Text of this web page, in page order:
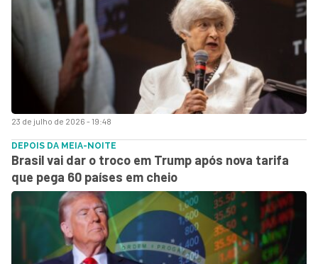
23 de julho de 2026 - 19:48
DEPOIS DA MEIA-NOITE
Brasil vai dar o troco em Trump após nova tarifa
que pega 60 países em cheio